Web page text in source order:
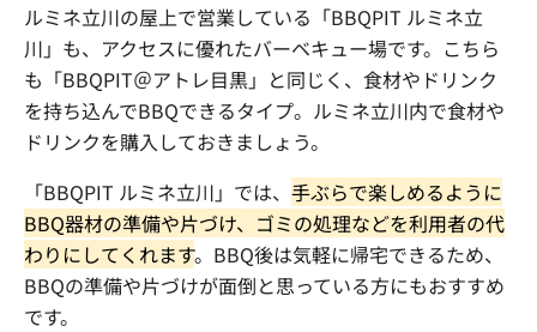
ルミネ立川の屋上で営業している「BBQPIT ルミネ立
川」も、アクセスに優れたバーベキュー場です。こちら
も「BBQPIT＠アトレ目黒」と同じく、食材やドリンク
を持ち込んでBBQできるタイプ。ルミネ立川内で食材や
ドリンクを購入しておきましょう。
「BBQPIT ルミネ立川」では、 手ぶらで楽しめるように
BBQ器材の準備や片づけ、ゴミの処理などを利用者の代
わりにしてくれます。 BBQ後は気軽に帰宅できるため、
BBQの準備や片づけが面倒と思っている方にもおすすめ
です。